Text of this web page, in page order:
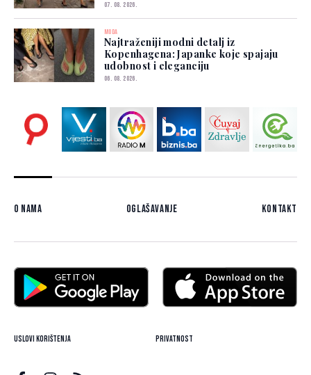
07. 08. 2026.
MODA
Najtraženiji modni detalj iz
Kopenhagena: Japanke koje spajaju
udobnost i eleganciju
06. 08. 2026.
O nama Oglašavanje Kontakt
Uslovi korištenja Privatnost